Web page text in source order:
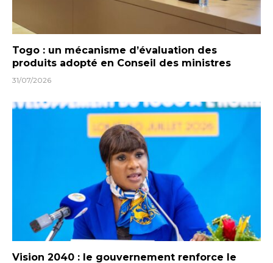
Togo : un mécanisme d’évaluation des
produits adopté en Conseil des ministres
31/07/2026
Vision 2040 : le gouvernement renforce le